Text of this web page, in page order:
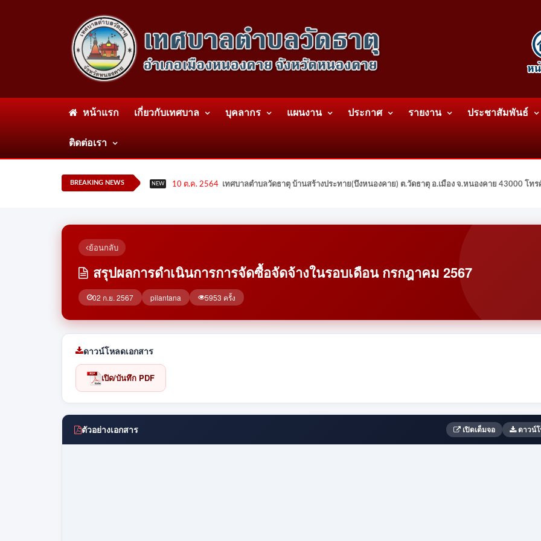
หน้าแรก เกี่ยวกับเทศบาล บุคลากร แผนงาน ประกาศ รายงาน ประชาสัมพันธ์
ติดต่อเรา
BREAKING NEWS NEW 10 ต.ค. 2564 เทศบาลตำบลวัดธาตุ บ้านสร้างประทาย(บึงหนองคาย) ต.วัดธาตุ อ.เมือง จ.หนองคาย 43000 โ
ย้อนกลับ
สรุปผลการดำเนินการการจัดซื้อจัดจ้างในรอบเดือน กรกฎาคม 2567
02 ก.ย. 2567 pilantana 5953 ครั้ง
ดาวน์โหลดเอกสาร
เปิด/บันทึก PDF
ตัวอย่างเอกสาร เปิดเต็มจอ ดาวน์